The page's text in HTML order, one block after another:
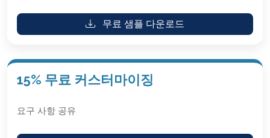
무료 샘플 다운로드
15% 무료 커스터마이징
요구 사항 공유